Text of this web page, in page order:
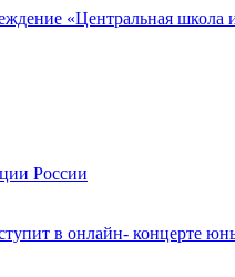
«Центральная
России
в онлайн- концерте